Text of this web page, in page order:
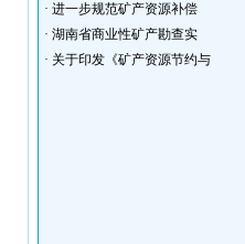
· 进一步规范矿产资源补偿
· 湖南省商业性矿产勘查实
· 关于印发《矿产资源节约与